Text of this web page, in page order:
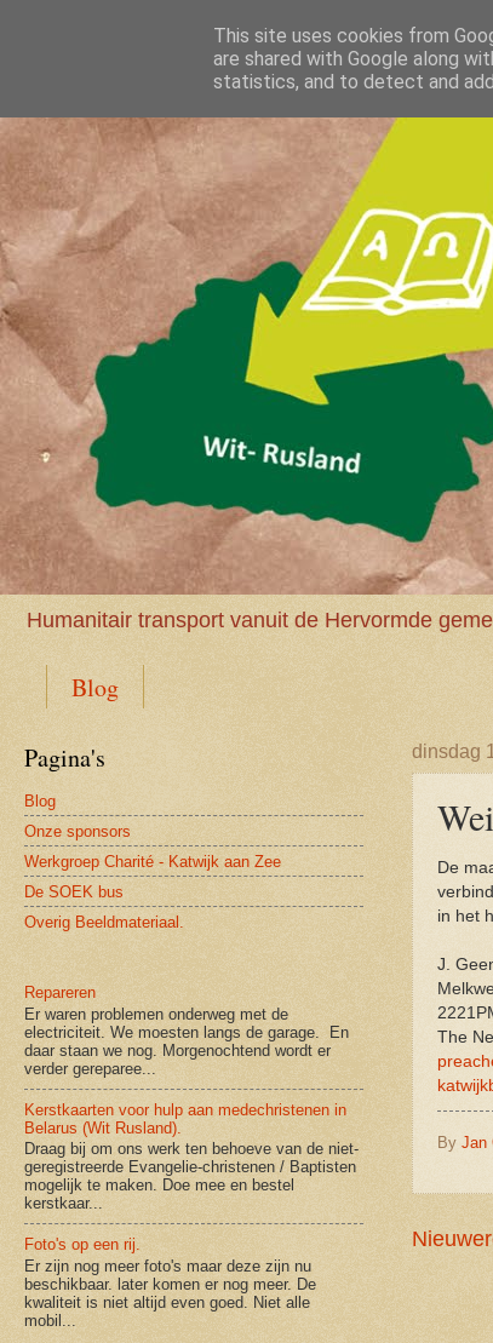
Humanitair transport vanuit de Hervormde
Blog
dinsdag
De
in het
J.
The
By Jan
Pagina's
Blog
Onze sponsors
Werkgroep Charité - Katwijk aan Zee
De SOEK bus
Overig Beeldmateriaal.
Repareren
Er waren problemen onderweg met de
electriciteit. We moesten langs de garage. En
daar staan we nog. Morgenochtend wordt er
verder gereparee...
Kerstkaarten voor hulp aan medechristenen in
Belarus (Wit Rusland).
Draag bij om ons werk ten behoeve van de niet-
geregistreerde Evangelie-christenen / Baptisten
mogelijk te maken. Doe mee en bestel
kerstkaar...
Foto's op een rij.
Er zijn nog meer foto's maar deze zijn nu
beschikbaar. later komen er nog meer. De
kwaliteit is niet altijd even goed. Niet alle
mobil...
This site uses cookies from
are shared with Google along
statistics, and to detect and